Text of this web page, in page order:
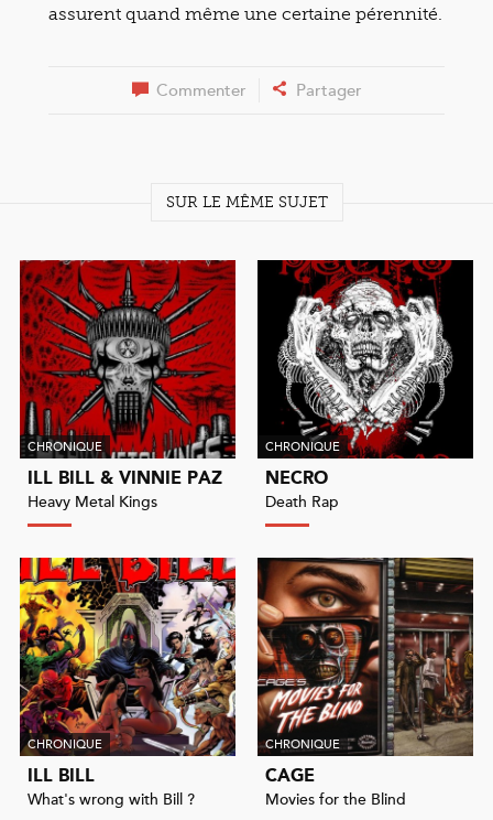
assurent quand même une certaine pérennité.
Commenter Partager
SUR LE MÊME SUJET
CHRONIQUE
ILL BILL & VINNIE PAZ
Heavy Metal Kings
CHRONIQUE
NECRO
Death Rap
CHRONIQUE
ILL BILL
What's wrong with Bill ?
CHRONIQUE
CAGE
Movies for the Blind